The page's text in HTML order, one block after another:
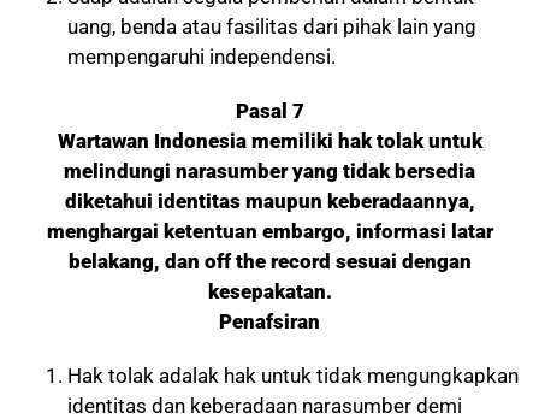
uang, benda atau fasilitas dari pihak lain yang
mempengaruhi independensi.
Pasal 7
Wartawan Indonesia memiliki hak tolak untuk
melindungi narasumber yang tidak bersedia
diketahui identitas maupun keberadaannya,
menghargai ketentuan embargo, informasi latar
belakang, dan off the record sesuai dengan
kesepakatan.
Penafsiran
Hak tolak adalak hak untuk tidak mengungkapkan
identitas dan keberadaan narasumber demi